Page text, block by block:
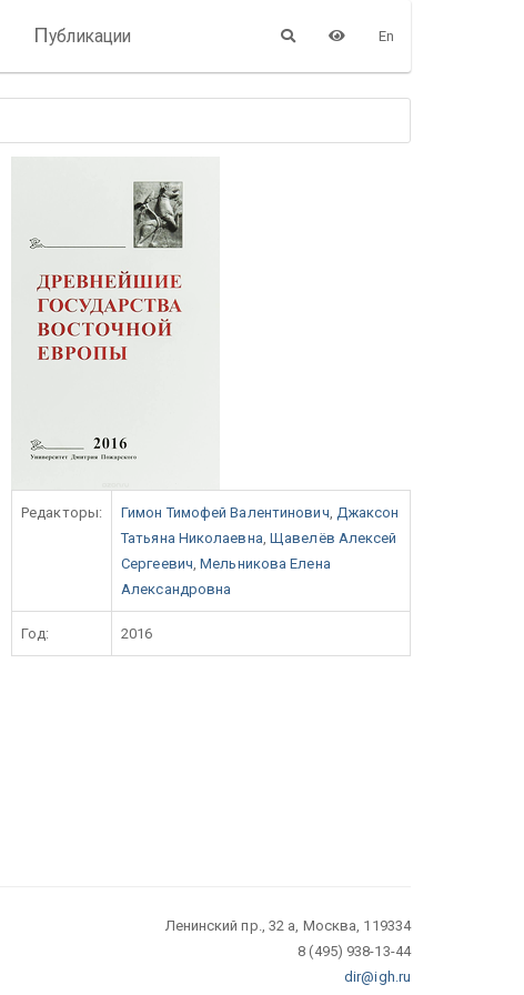
Публикации En
Редакторы: Гимон Тимофей Валентинович Джаксон
Татьяна Николаевна ,Щавелёв Алексей
Сергеевич ,Мельникова Елена
Александровна
Год: 2016
Ленинский пр., 32 а, Москва, 119334
8 (495) 938-13-44
dir@igh.ru